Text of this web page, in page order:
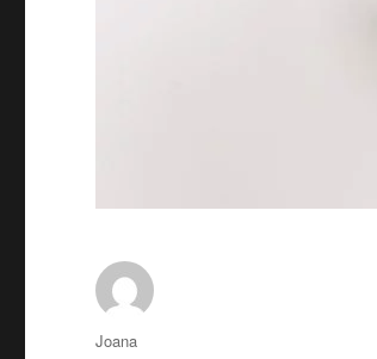
Autor
Joana